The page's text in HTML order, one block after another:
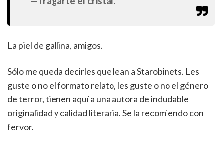
La piel de gallina, amigos.
Sólo me queda decirles que lean a Starobinets. Les
guste o no el formato relato, les guste o no el género
de terror, tienen aquí a una autora de indudable
originalidad y calidad literaria. Se la recomiendo con
fervor.